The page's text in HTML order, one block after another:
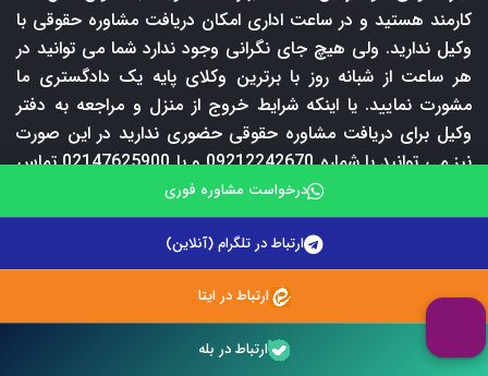
کارمند هستید و در ساعت اداری امکان دریافت مشاوره حقوقی با
وکیل ندارید. ولی هیچ جای نگرانی وجود ندارد شما می توانید در
هر ساعت از شبانه روز با برترین وکلای پایه یک دادگستری ما
مشورت نمایید. یا اینکه شرایط خروج از منزل و مراجعه به دفتر
وکیل برای دریافت مشاوره حقوقی حضوری ندارید در این صورت
نیز می توانید با شماره 09212242670 و یا 02147625900 تماس
بگیرید و از خدمات مشاوره حقوقی تلفنی ما بهره مند شوید.
طبیعتا دریافت مشاوره حقوقی تلفنی مستلزم پرداخت حق
تومان می توانید به مدت 5 دقیقه با وکیل و یا مشاور حقوقی
مشورت نمایید. گاهی مواقع نیز شما در شرایطی قرار می گیرید که
به صورت فوری نیاز به مشاوره حقوقی دارید اما شرایط پرداخت
هزینه مشاوره حقوقی تلفنی را ندارید در چنین مواقعی شما می
درخواست مشاوره فوری
ارتباط در تلگرام (آنلاین)
ارتباط در ایتا
ارتباط در بله